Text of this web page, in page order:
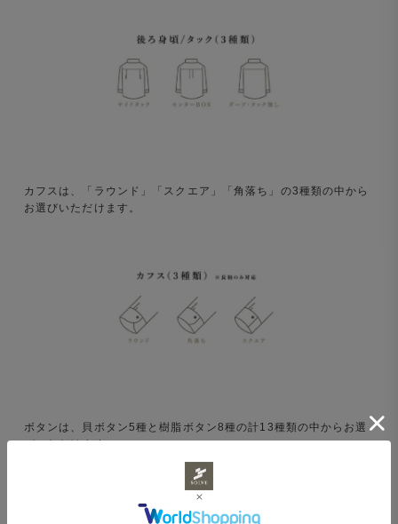
カフスは、「ラウンド」「スクエア」「角落ち」の3種類の中から
お選びいただけます。
ボタンは、貝ボタン5種と樹脂ボタン8種の計13種類の中からお選
びいただけます。